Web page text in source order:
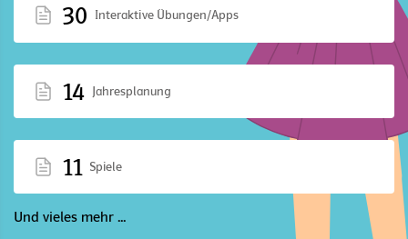
30 Interaktive Übungen/Apps
14 Jahresplanung
11 Spiele
Und vieles mehr ...